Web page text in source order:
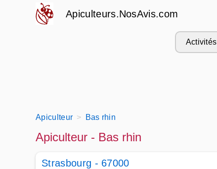
Apiculteurs.NosAvis.com
Activités
Apiculteur Bas rhin
Apiculteur - Bas rhin
Strasbourg - 67000